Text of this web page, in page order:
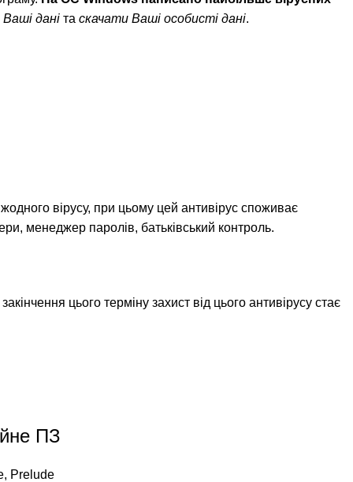
дані та скачати Ваші особисті дані.
вірусу, при цьому цей антивірус споживає
менеджер паролів, батьківський контроль.
цього терміну захист від цього антивірусу стає
ПЗ
Prelude